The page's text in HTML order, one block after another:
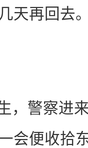
天再回去
警察进来
会便收拾